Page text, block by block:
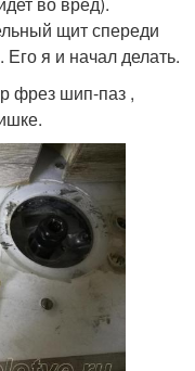
щит спереди
я и начал делать.
фрез шип-паз ,